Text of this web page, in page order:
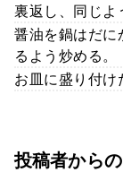
裏返し、同じよ
醤油を鍋はだに
るよう炒める。
お皿に盛り付け
投稿者から